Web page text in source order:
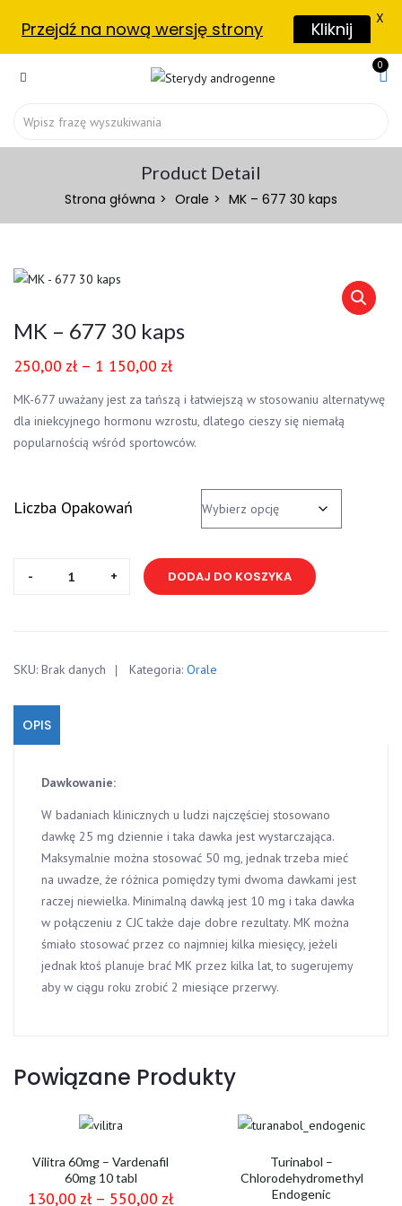
0
Product Detail
Strona główna Orale MK – 677 30 kaps
MK – 677 30 kaps
250,00 zł – 1 150,00 zł
MK-677 uważany jest za tańszą i łatwiejszą w stosowaniu alternatywę
dla iniekcyjnego hormonu wzrostu, dlatego cieszy się niemałą
popularnością wśród sportowców.
Liczba Opakowań
ilość
kaps
DODAJ DO KOSZYKA
SKU: Brak danych Kategoria: Orale
OPIS
Dawkowanie:
W badaniach klinicznych u ludzi najczęściej stosowano
dawkę 25 mg dziennie i taka dawka jest wystarczająca.
Maksymalnie można stosować 50 mg, jednak trzeba mieć
na uwadze, że różnica pomiędzy tymi dwoma dawkami jest
raczej niewielka. Minimalną dawką jest 10 mg i taka dawka
w połączeniu z CJC także daje dobre rezultaty. MK można
śmiało stosować przez co najmniej kilka miesięcy, jeżeli
jednak ktoś planuje brać MK przez kilka lat, to sugerujemy
aby w ciągu roku zrobić 2 miesiące przerwy.
Powiązane Produkty
Vilitra 60mg – Vardenafil
60mg 10 tabl
130,00 zł – 550,00 zł
Turinabol –
Chlorodehydromethyl
Endogenic
Przejdź na nową wersję strony Kliknij X